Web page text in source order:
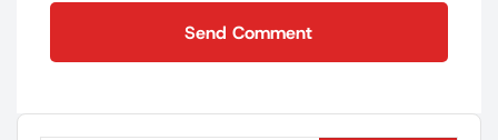
Send Comment